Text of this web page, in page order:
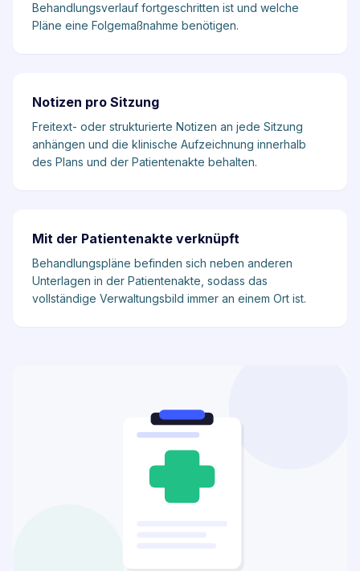
Behandlungsverlauf fortgeschritten ist und welche
Pläne eine Folgemaßnahme benötigen.
Notizen pro Sitzung
Freitext- oder strukturierte Notizen an jede Sitzung
anhängen und die klinische Aufzeichnung innerhalb
des Plans und der Patientenakte behalten.
Mit der Patientenakte verknüpft
Behandlungspläne befinden sich neben anderen
Unterlagen in der Patientenakte, sodass das
vollständige Verwaltungsbild immer an einem Ort ist.